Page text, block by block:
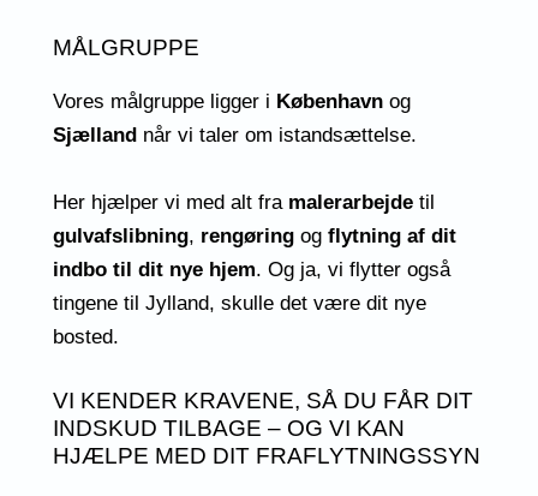
MÅLGRUPPE
Vores målgruppe ligger i København og
Sjælland når vi taler om istandsættelse.
Her hjælper vi med alt fra malerarbejde til
gulvafslibning, rengøring og flytning af dit
indbo til dit nye hjem. Og ja, vi flytter også
tingene til Jylland, skulle det være dit nye
bosted.
VI KENDER KRAVENE, SÅ DU FÅR DIT
INDSKUD TILBAGE – OG VI KAN
HJÆLPE MED DIT FRAFLYTNINGSSYN